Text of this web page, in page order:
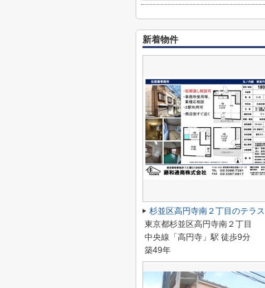
新着物件
杉並区高円寺南２丁目のテラス
東京都杉並区高円寺南２丁目
中央線「高円寺」駅 徒歩9分
築49年